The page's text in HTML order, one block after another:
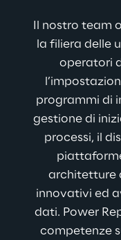
Il nostro team
la filiera delle
operatori
programmi di
gestione di
processi, il
architetture
innovativi ed
dati. Power
competenze